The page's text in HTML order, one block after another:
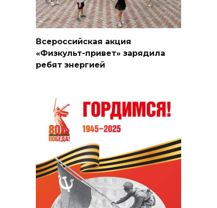
Всероссийская акция
«Физкульт-привет» зарядила
ребят энергией